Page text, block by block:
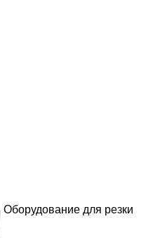
Оборудование для резки